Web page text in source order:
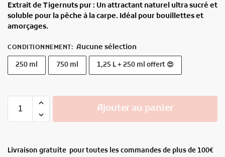
Extrait de Tigernuts pur : Un attractant naturel ultra sucré et
soluble pour la pêche à la carpe. Idéal pour bouillettes et
amorçages.
CONDITIONNEMENT: Aucune sélection
250 ml 750 ml 1,25 L + 250 ml offert 😍
Ajouter au panier
Livraison gratuite pour toutes les commandes de plus de 100€